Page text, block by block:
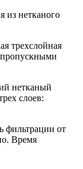
из нетканого
трехслойная
нетканый
слоев:
фильтрации от
Время